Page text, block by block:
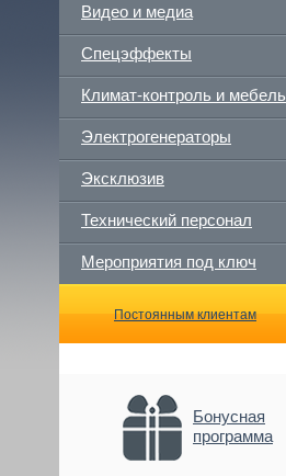
Видео и медиа
Спецэффекты
Климат-контроль и мебель
Электрогенераторы
Эксклюзив
Технический персонал
Мероприятия под ключ
Постоянным клиентам
Бонусная
программа